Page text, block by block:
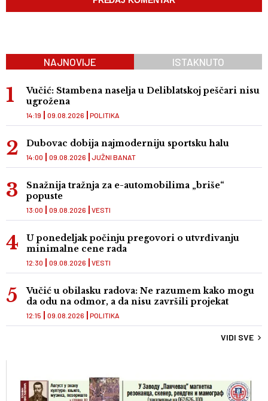
NAJNOVIJE ISTAKNUTO
Vučić: Stambena naselja u Deliblatskoj peščari nisu
ugrožena
POLITIKA
14:19 09.08.2026
Dubovac dobija najmoderniju sportsku halu
JUŽNI BANAT
14:00 09.08.2026
Snažnija tražnja za e-automobilima „briše“
popuste
VESTI
13:00 09.08.2026
U ponedeljak počinju pregovori o utvrđivanju
minimalne cene rada
VESTI
12:30 09.08.2026
Vučić u obilasku radova: Ne razumem kako mogu
da odu na odmor, a da nisu završili projekat
POLITIKA
12:15 09.08.2026
VIDI SVE